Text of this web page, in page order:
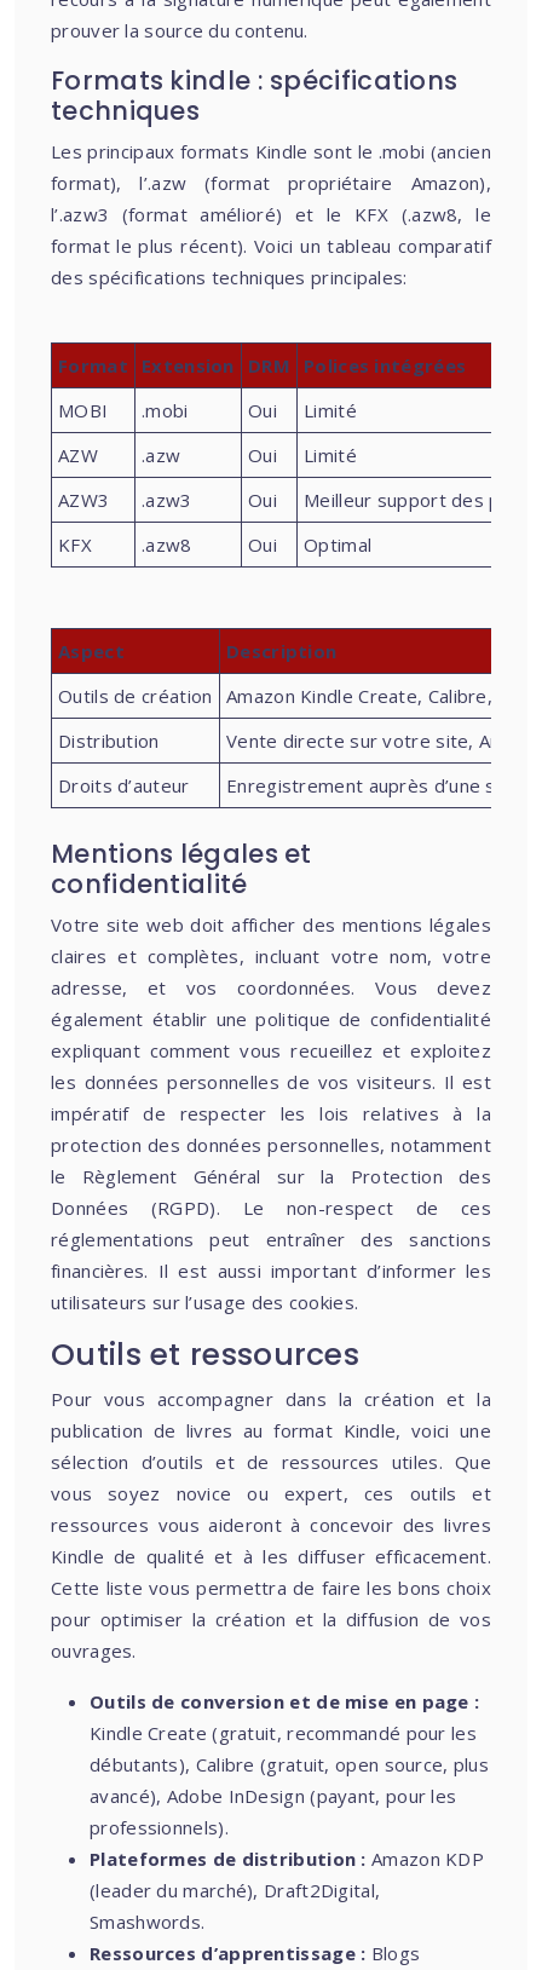
prouver la source du contenu.
Formats kindle : spécifications
techniques
Les principaux formats Kindle sont le .mobi (ancien
format), l’.azw (format propriétaire Amazon),
l’.azw3 (format amélioré) et le KFX (.azw8, le
format le plus récent). Voici un tableau comparatif
des spécifications techniques principales:
Format Extension DRM
Polices intégrées
MOBI
.mobi Oui
Limité
AZW
.azw Oui
Limité
AZW3
.azw3 Oui
Meilleur support des
KFX
.azw8 Oui Optimal
Aspect
Description
Outils de création
Amazon Kindle Create, Calibre,
Distribution
Vente directe sur votre site,
Droits d’auteur
Enregistrement auprès d’une
Mentions légales et
confidentialité
Votre site web doit afficher des mentions légales
claires et complètes, incluant votre nom, votre
adresse, et vos coordonnées. Vous devez
également établir une politique de confidentialité
expliquant comment vous recueillez et exploitez
les données personnelles de vos visiteurs. Il est
impératif de respecter les lois relatives à la
protection des données personnelles, notamment
le Règlement Général sur la Protection des
Données (RGPD). Le non-respect de ces
réglementations peut entraîner des sanctions
financières. Il est aussi important d’informer les
utilisateurs sur l’usage des cookies.
Outils et ressources
Pour vous accompagner dans la création et la
publication de livres au format Kindle, voici une
sélection d’outils et de ressources utiles. Que
vous soyez novice ou expert, ces outils et
ressources vous aideront à concevoir des livres
Kindle de qualité et à les diffuser efficacement.
Cette liste vous permettra de faire les bons choix
pour optimiser la création et la diffusion de vos
ouvrages.
Outils de conversion et de mise en page :
Kindle Create (gratuit, recommandé pour les
débutants), Calibre (gratuit, open source, plus
avancé), Adobe InDesign (payant, pour les
professionnels).
Plateformes de distribution : Amazon KDP
(leader du marché), Draft2Digital,
Smashwords.
Ressources d’apprentissage : Blogs